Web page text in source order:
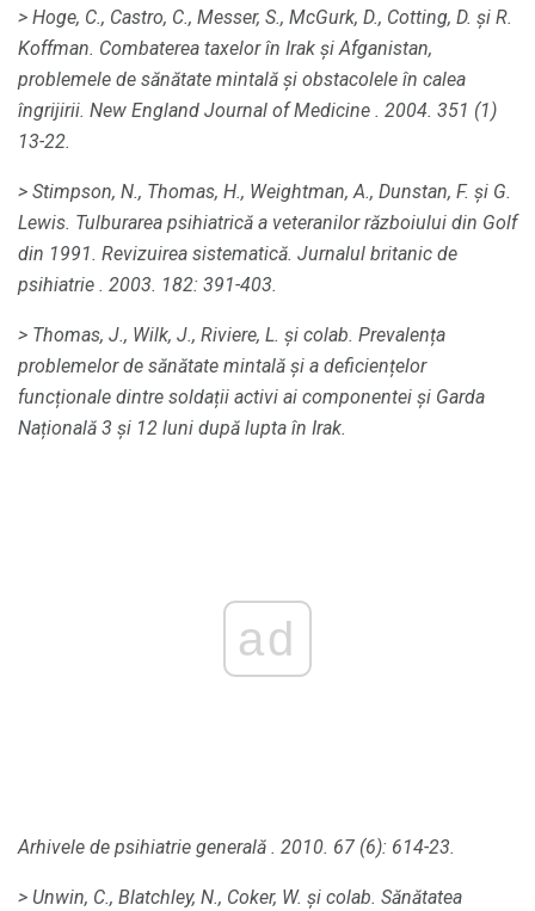
> Hoge, C., Castro, C., Messer, S., McGurk, D., Cotting, D. și R.
Koffman. Combaterea taxelor în Irak și Afganistan,
problemele de sănătate mintală și obstacolele în calea
îngrijirii. New England Journal of Medicine . 2004. 351 (1)
13-22.
> Stimpson, N., Thomas, H., Weightman, A., Dunstan, F. și G.
Lewis. Tulburarea psihiatrică a veteranilor războiului din Golf
din 1991. Revizuirea sistematică. Jurnalul britanic de
psihiatrie . 2003. 182: 391-403.
> Thomas, J., Wilk, J., Riviere, L. și colab. Prevalența
problemelor de sănătate mintală și a deficiențelor
funcționale dintre soldații activi ai componentei și Garda
Națională 3 și 12 luni după lupta în Irak.
ad
Arhivele de psihiatrie generală . 2010. 67 (6): 614-23.
> Unwin, C., Blatchley, N., Coker, W. și colab. Sănătatea